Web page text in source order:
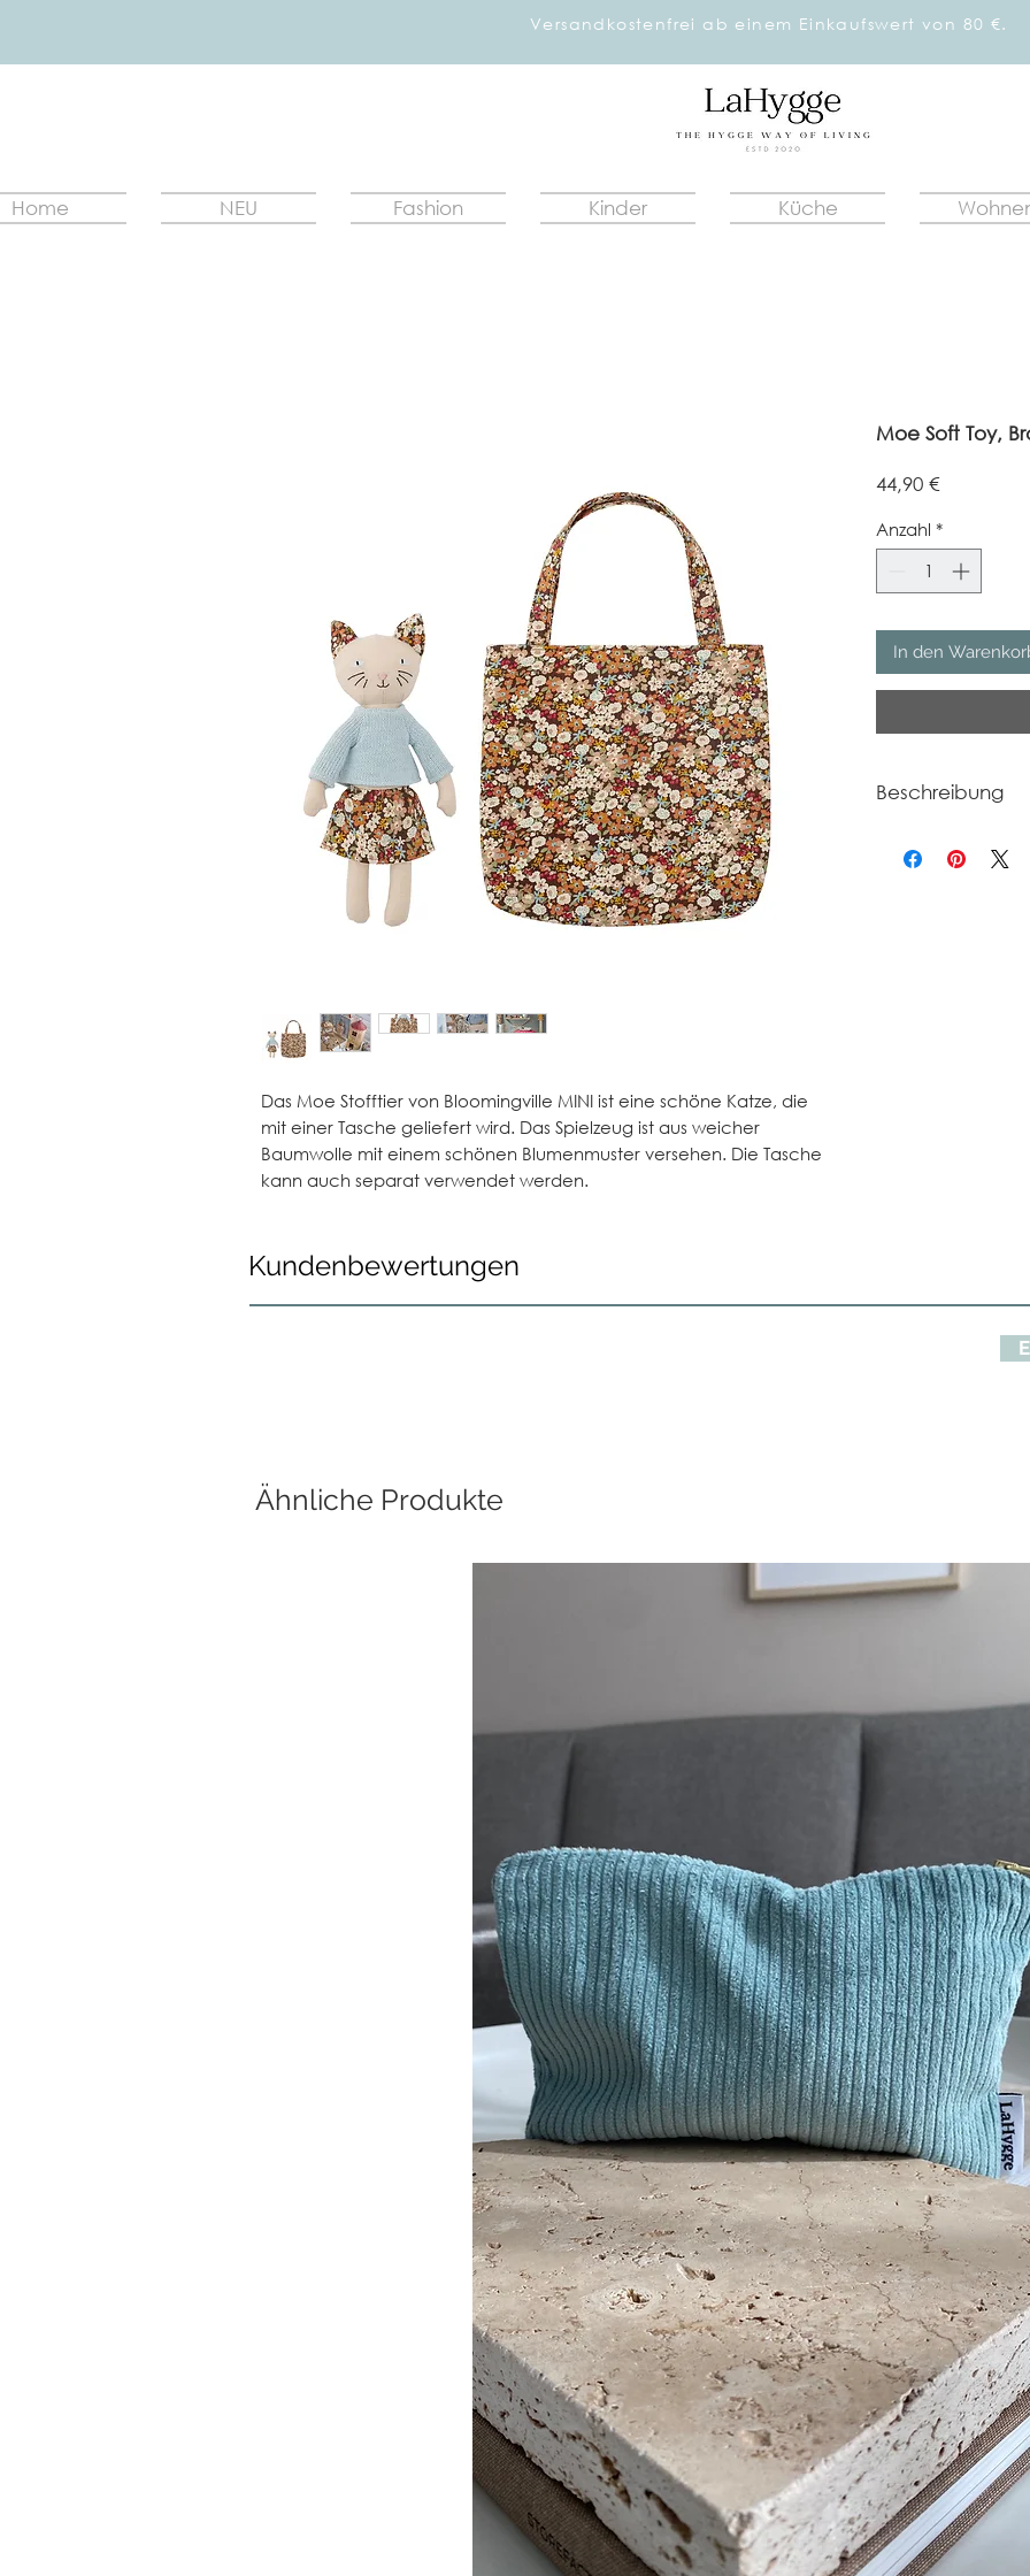
Versandkostenfrei ab einem Einkaufswert von 80 €.
Home NEU Fashion Kinder Küche
Das Moe Stofftier von Bloomingville MINI ist eine schöne Katze, die
mit einer Tasche geliefert wird. Das Spielzeug ist aus weicher
Baumwolle mit einem schönen Blumenmuster versehen. Die Tasche
kann auch separat verwendet werden.
Moe Soft Toy,
44,90 €Preis
Anzahl *
In den
Beschreibung
Aus Baumwolle,
Kundenbewertungen
Ähnliche Produkte